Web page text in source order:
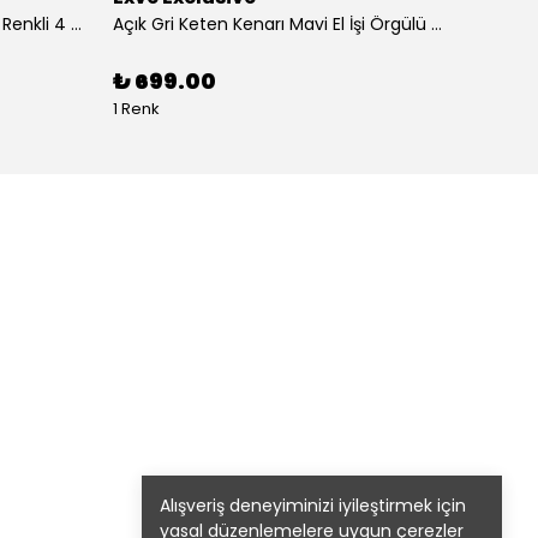
Alışveriş deneyiminizi iyileştirmek için
yasal düzenlemelere uygun çerezler
4'lü Beyaz üzerine Dijital Baskılı Renkli 4 in 1 Cep Yaka Mendil Seti Açık Gri Keten Kenarı Mavi El İşi Örgülü Cep Aksesuarı Yaka Mendili
₺ 699.00
1 Renk